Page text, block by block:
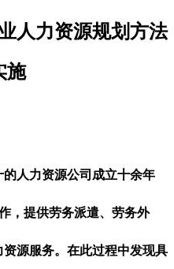
人力资源规划方法
施
人力资源公司成立十余年
，提供劳务派遣、劳务外
源服务。在此过程中发现具